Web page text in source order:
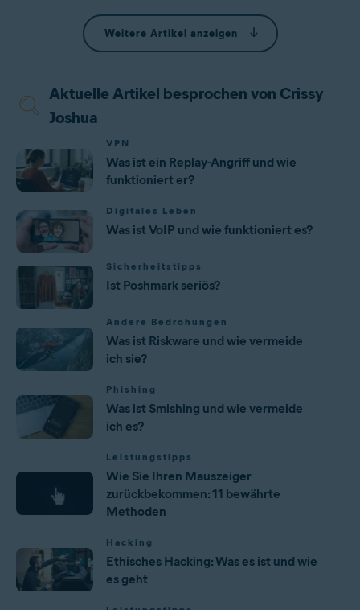
Weitere Artikel anzeigen
Aktuelle Artikel besprochen von Crissy
Joshua
VPN
Was ist ein Replay-Angriff und wie
funktioniert er?
Digitales Leben
Was ist VoIP und wie funktioniert es?
Sicherheitstipps
Ist Poshmark seriös?
Andere Bedrohungen
Was ist Riskware und wie vermeide
ich sie?
Phishing
Was ist Smishing und wie vermeide
ich es?
Leistungstipps
Wie Sie Ihren Mauszeiger
zurückbekommen: 11 bewährte
Methoden
Hacking
Ethisches Hacking: Was es ist und wie
es geht